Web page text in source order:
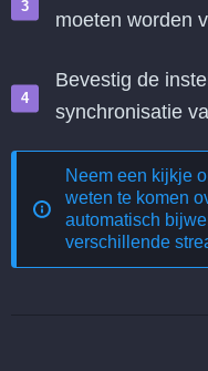
moeten worden
Bevestig de
synchronisatie
Neem een kijkje
weten te komen
automatisch
verschillende